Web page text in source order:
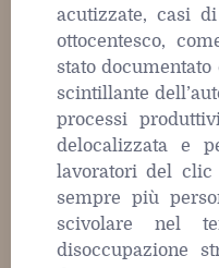
acutizzate, casi
ottocentesco,
stato
scintillante
processi
delocalizzata e
lavoratori del
sempre più
scivolare nel
disoccupazione